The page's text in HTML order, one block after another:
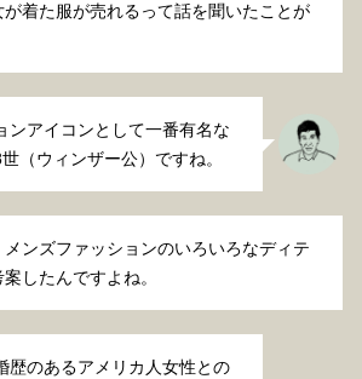
が着た服が売れるって話を聞いたことが
ンアイコンとして一番有名な
（ウィンザー公）ですね。
メンズファッションのいろいろなディテ
したんですよね。
歴のあるアメリカ人女性との